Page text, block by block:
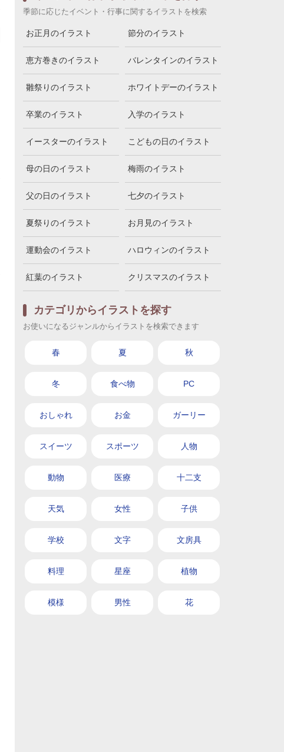
季節に応じたイベント・行事に関するイラストを検索
お正月のイラスト 節分のイラスト
恵方巻きのイラスト バレンタインのイラスト
雛祭りのイラスト ホワイトデーのイラスト
卒業のイラスト 入学のイラスト
イースターのイラスト こどもの日のイラスト
母の日のイラスト 梅雨のイラスト
父の日のイラスト 七夕のイラスト
夏祭りのイラスト お月見のイラスト
運動会のイラスト ハロウィンのイラスト
紅葉のイラスト クリスマスのイラスト
カテゴリからイラストを探す
お使いになるジャンルからイラストを検索できます
春 夏 秋
冬 食べ物 PC
おしゃれ お金 ガーリー
スイーツ スポーツ 人物
動物 医療 十二支
天気 女性 子供
学校 文字 文房具
料理 星座 植物
模様 男性 花